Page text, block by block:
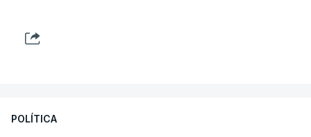
POLÍTICA